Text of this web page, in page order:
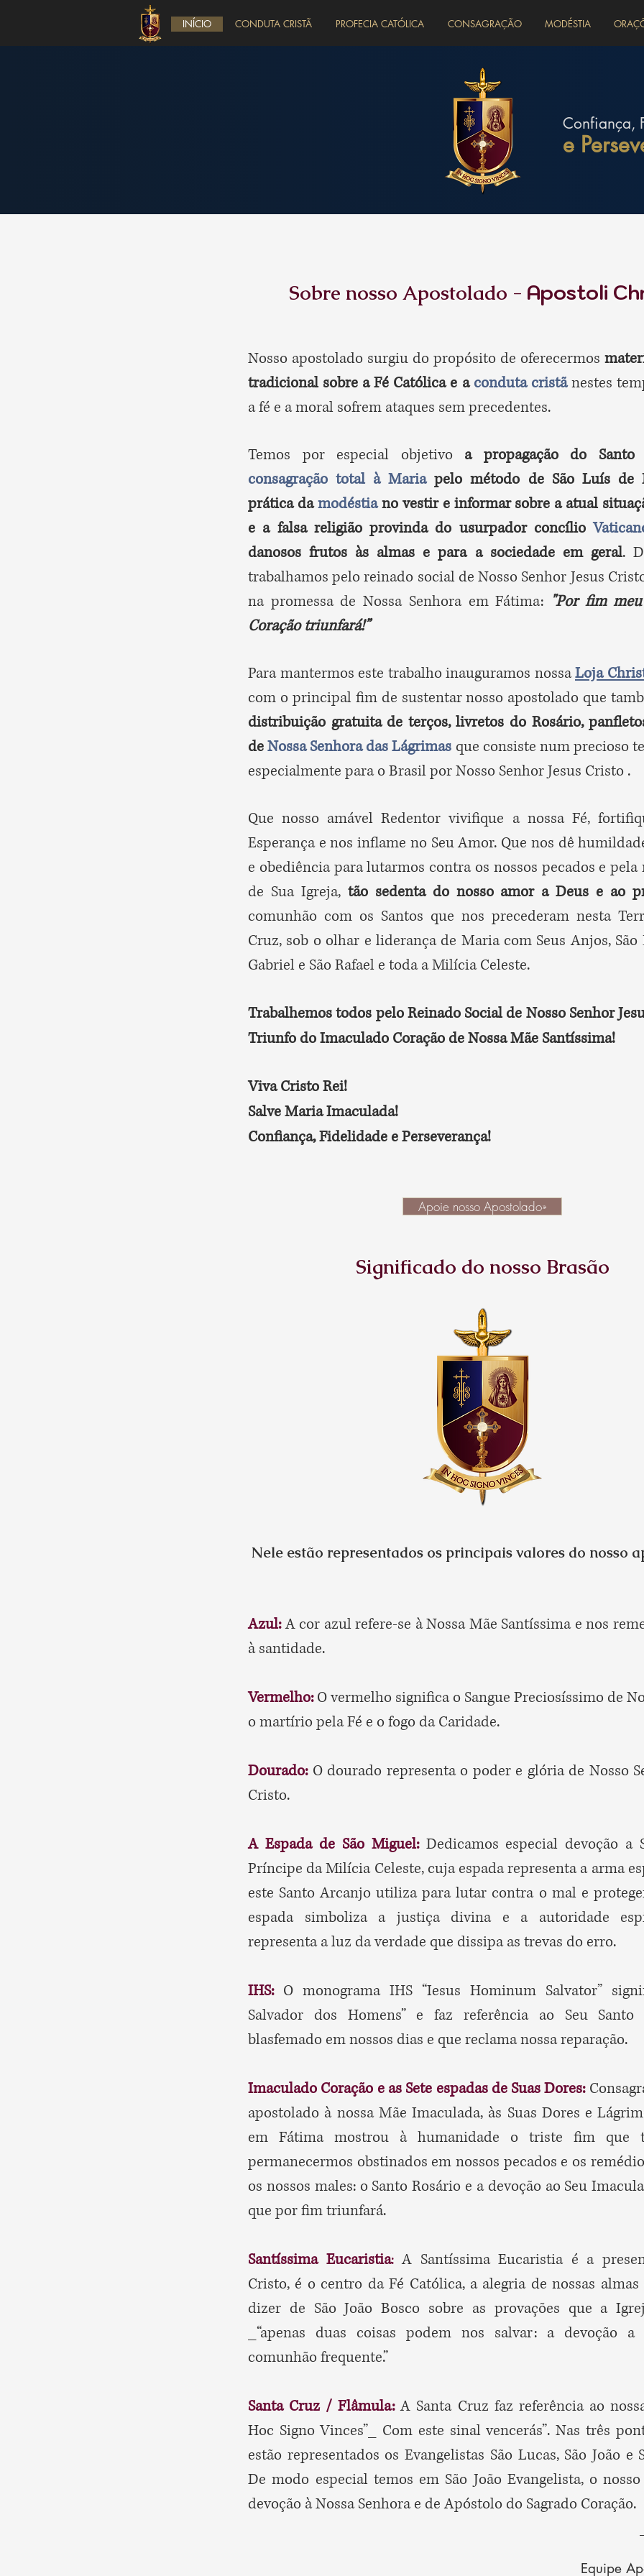
INÍCIO CONDUTA CRISTÃ PROFECIA CATÓLICA CONSAGRAÇÃO MODÉSTIA
Confiança,
e
Sobre nosso Apostolado - Apostoli
Nosso apostolado surgiu do propósito de oferecermos
tradicional sobre a Fé Católica e aconduta cristãnestes
a fé e a moral sofrem ataques sem precedentes.
Temos por especial objetivo a propagação do Santo
consagração total à Maria pelo método de São Luís de
prática damodéstiano vestir e informar sobre a atual
e a falsa religião provinda do usurpador concílio
danosos frutos às almas e para a sociedade em geral.
trabalhamos pelo reinado social de Nosso Senhor Jesus
na promessa de Nossa Senhora em Fátima: "Por fim
Coração triunfará!”
Para mantermos este trabalho inauguramos nossaLoja
com o principal fim de sustentar nosso apostolado que
distribuição gratuita de terços, livretos do Rosário,
deNossa Senhora das Lágrimas que consiste num precioso
especialmente para o Brasil por Nosso Senhor Jesus Cristo .
Que nosso amável Redentor vivifique a nossa Fé,
Esperança e nos inflame no Seu Amor. Que nos dê
e obediência para lutarmos contra os nossos pecados e pela
de Sua Igreja, tão sedenta do nosso amor a Deus e ao
comunhão com os Santos que nos precederam nesta
Cruz, sob o olhar e liderança de Maria com Seus Anjos, São
Gabriel e São Rafael e toda a Milícia Celeste.
Trabalhemos todos pelo Reinado Social de Nosso Senhor
Triunfo do Imaculado Coração de Nossa Mãe Santíssima!
Viva Cristo Rei!
Salve Maria Imaculada!
Confiança, Fidelidade e Perseverança!
Apoie nosso Apostolado»
Significado do nosso Brasão
Nele estão representados os principais valores do nosso
Azul:A cor azul refere-se à Nossa Mãe Santíssima e nos
à santidade.
Vermelho: O vermelho significa o Sangue Preciosíssimo de
o martírio pela Fé e o fogo da Caridade.
Dourado: O dourado representa o poder e glória de Nosso
Cristo.
A Espada de São Miguel: Dedicamos especial devoção a
Príncipe da Milícia Celeste, cuja espada representa a arma
este Santo Arcanjo utiliza para lutar contra o mal e
espada simboliza a justiça divina e a autoridade
representa a luz da verdade que dissipa as trevas do erro.
IHS: O monograma IHS “Iesus Hominum Salvator”
Salvador dos Homens” e faz referência ao Seu Santo
blasfemado em nossos dias e que reclama nossa reparação.
Imaculado Coração e as Sete espadas de Suas Dores:
apostolado à nossa Mãe Imaculada, às Suas Dores e
em Fátima mostrou à humanidade o triste fim que
permanecermos obstinados em nossos pecados e os
os nossos males: o Santo Rosário e a devoção ao Seu
que por fim triunfará.
Santíssima Eucaristia:A Santíssima Eucaristia é a
Cristo, é o centro da Fé Católica, a alegria de nossas
dizer de São João Bosco sobre as provações que a
_“apenas duas coisas podem nos salvar: a devoção
comunhão frequente.”
Santa Cruz / Flâmula: A Santa Cruz faz referência ao
Hoc Signo Vinces”_ Com este sinal vencerás”. Nas três
estão representados os Evangelistas São Lucas, São João e
De modo especial temos em São João Evangelista, o
devoção à Nossa Senhora e de Apóstolo do Sagrado Coração.
Equipe